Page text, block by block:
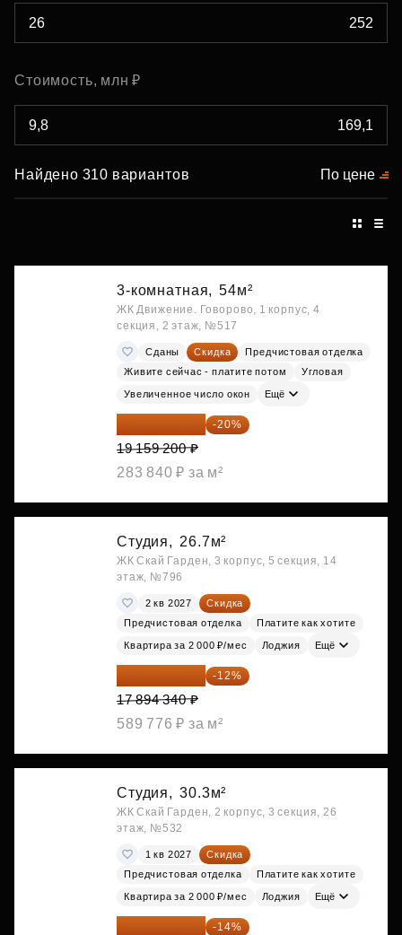
Стоимость, млн ₽
Найдено 310 вариантов По цене
3-комнатная, 54м²
ЖК Движение. Говорово, 1 корпус, 4
секция, 2 этаж, №517
Сданы Скидка
Предчистовая отделка
Живите сейчас - платите потом
Угловая
Увеличенное число окон Ещё
15 327 360 ₽ -20%
19 159 200 ₽
283 840 ₽ за м²
Студия, 26.7м²
ЖК Скай Гарден, 3 корпус, 5 секция, 14
этаж, №796
2 кв 2027
Скидка
Предчистовая отделка
Платите как хотите
Квартира за 2 000 ₽/мес Лоджия Ещё
15 747 019 ₽ -12%
17 894 340 ₽
589 776 ₽ за м²
Студия, 30.3м²
ЖК Скай Гарден, 2 корпус, 3 секция, 26
этаж, №532
1 кв 2027
Скидка
Предчистовая отделка
Платите как хотите
Квартира за 2 000 ₽/мес Лоджия Ещё
17 555 275 ₽ -14%